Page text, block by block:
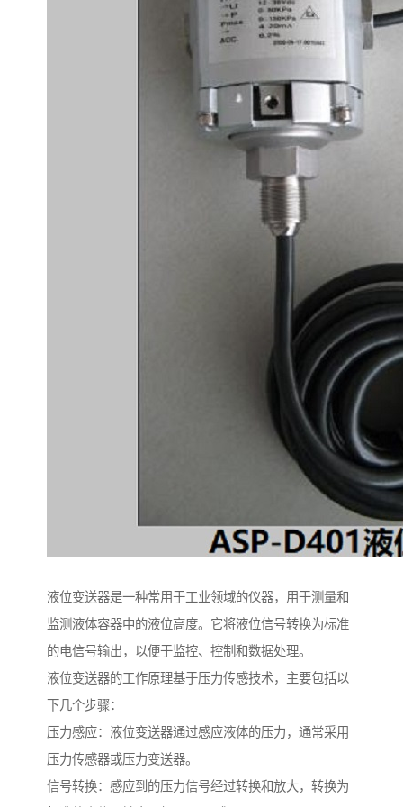
液位变送器是一种常用于工业领域的仪器，用于测量和
监测液体容器中的液位高度。它将液位信号转换为标准
的电信号输出，以便于监控、控制和数据处理。
液位变送器的工作原理基于压力传感技术，主要包括以
下几个步骤：
压力感应：液位变送器通过感应液体的压力，通常采用
压力传感器或压力变送器。
信号转换：感应到的压力信号经过转换和放大，转换为